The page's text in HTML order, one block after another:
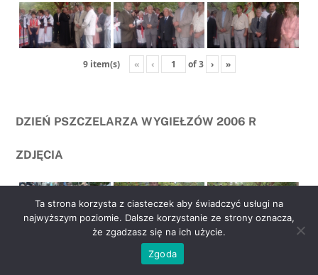
9 item(s) « ‹ of3 › »
DZIEŃ PSZCZELARZA WYGIEŁZÓW 2006 R
ZDJĘCIA
‹
Ta strona korzysta z ciasteczek aby świadczyć usługi na
najwyższym poziomie. Dalsze korzystanie ze strony oznacza,
że zgadzasz się na ich użycie.
Zgoda